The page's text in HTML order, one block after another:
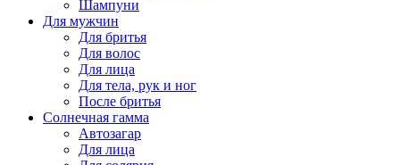
Шампуни
Для мужчин
Для бритья
Для волос
Для лица
Для тела, рук и ног
После бритья
Солнечная гамма
Автозагар
Для лица